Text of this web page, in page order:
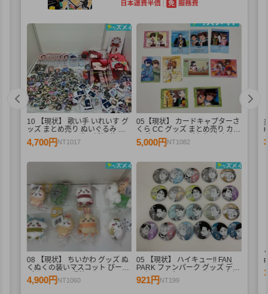
10 【現状】 歌い手 いれいす グ
ッズ まとめ売り ぬいぐるみ バ
ッジ・キーホルダー 紙類 他
4,700円 NT1017
05【現状】 カードキャプターさ
くら CC グッズ まとめ売り カー
ドダス マスターズ 初版 木之本
桜 少狼 他
5,000円 NT1082
08 【現状】 ちいかわ グッズ ぬ
くぬくの装いマスコット ぴーぽ
ぽぬいぐるみ 季節だもんマスコ
ット うさぎ ハチワレ 他
4,900円 NT1060
05 【現状】 ハイキュー!! FAN
PARK ファンパーク グッズ デコ
レクション缶バッジ まとめ売り
牛島若利 宮侑 木兎光太郎 星海
921円 NT199